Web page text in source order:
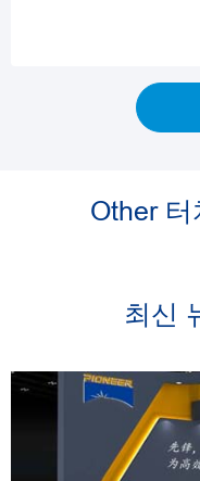
Other 터
최신